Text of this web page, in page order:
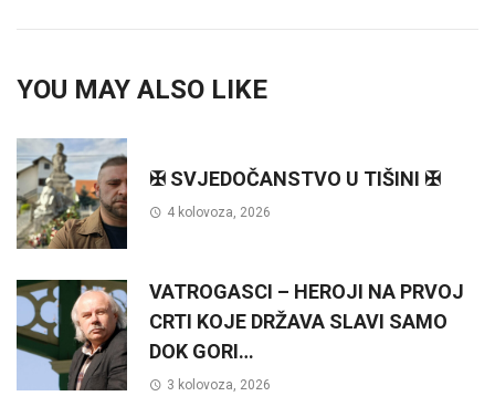
YOU MAY ALSO LIKE
✠ SVJEDOČANSTVO U TIŠINI ✠
4 kolovoza, 2026
VATROGASCI – HEROJI NA PRVOJ
CRTI KOJE DRŽAVA SLAVI SAMO
DOK GORI…
3 kolovoza, 2026